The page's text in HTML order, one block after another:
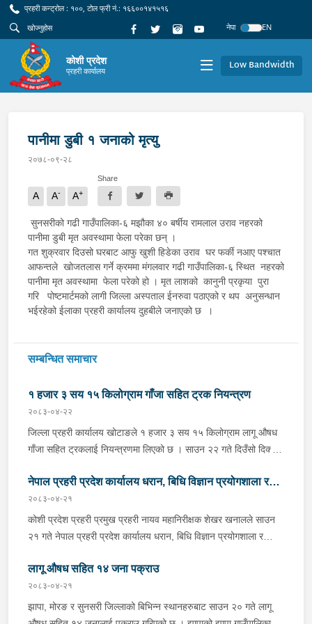
प्रहरी कन्ट्रोल : १००, टोल फ्री नं.: १६६००१४१५१६
नेपा
EN
कोशी प्रदेश
प्रहरी कार्यालय Low Bandwidth
पानीमा डुबी १ जनाको मृत्यु
२०७८-०९-२८
A A- A+
Share
सुनसरीको गढी गाउँपालिका-६ मझौका ४० बर्षीय रामलाल उराव नहरको
पानीमा डुबी मृत अवस्थामा फेला परेका छन् ।
गत शुक्रवार दिउसो घरबाट आफु खुशी हिडेका उराव घर फर्की नआए पश्चात
आफन्तले खोजतलास गर्ने क्रममा मंगलवार गढी गाउँपालिका-६ स्थित नहरको
पानीमा मृत अवस्थामा फेला परेको हो । मृत लाशको कानुनी प्रकृया पुरा
गरि पोष्टमार्टमको लागी जिल्ला अस्पताल ईनरुवा पठाएको र थप अनुसन्धान
भईरहेको ईलाका प्रहरी कार्यालय दुहबीले जनाएको छ ।
सम्बन्धित समाचार
१ हजार ३ सय १५ किलोग्राम गाँजा सहित ट्रक नियन्त्रण
२०८३-०४-२२
जिल्ला प्रहरी कार्यालय खोटाङले १ हजार ३ सय १५ किलोग्राम लागू औषध
गाँजा सहित ट्रकलाई नियन्त्रणमा लिएको छ । साउन २२ गते दिउँसो दिक्तेल
प्र.१-०२-००२ ख ००८३ नम्बरको ट्रक शंकास्पद अबस्थामा रोकेर राखेको
छ भन्ने बिशेष सूचनाको आधारमा जिल्ला प्रहरी कार्यालय खोटाङबाट
खटिएको प्रहरी टोलीले उक्त ट्रकलाई चेकजाँच गर्ने क्रममा चालक बस्ने
क्याविनमा फल्स बटम लगाई लुकाई छिपाई राखेको अवस्थामा १ हजार ३ सय
नियन्त्रणमा लिई ओसार पसारमा संलग्न ब्यक्तिहरुको खोजी कार्य भईरहेको छ
।
नेपाल प्रहरी प्रदेश कार्यालय धरान, बिधि विज्ञान प्रयोगशाला र
केनाईन शाखाको निरीक्षण तथा अनुगमन
२०८३-०४-२१
कोशी प्रदेश प्रहरी प्रमुख प्रहरी नायव महानिरीक्षक शेखर खनालले साउन
२१ गते नेपाल प्रहरी प्रदेश कार्यालय धरान, बिधि विज्ञान प्रयोगशाला र
कर्मचारीहरुलाई आवश्यक निर्देशन दिनुभएको छ । निर्देशनको क्रममा उहाँले
समाजमा घट्ने बिभिन्न आपराधिक घटनाहरुमा अनुसन्धान कार्यको सुपरीवेक्षण,
समिक्षा गर्न प्रहरीको विशेष प्राविधिक टोली परिचालन गरी अनुसन्धान
कार्यलाई सफल बनाउन र जिल्ला प्रहरी कार्यालयहरूबाट हुने अपराध
लागू औषध सहित १४ जना पक्राउ
२०८३-०४-२१
झापा, मोरङ र सुनसरी जिल्लाको बिभिन्न स्थानहरुबाट साउन २० गते लागू